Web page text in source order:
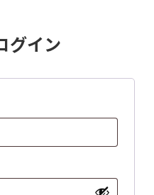
グイン